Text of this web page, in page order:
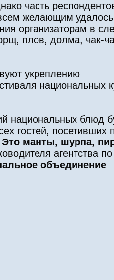
часть
желающим удалось
организаторам в
плов, долма, чак-
укреплению
национальных
национальных блюд
гостей, посетивших
манты, шурпа,
агентства по
объединение